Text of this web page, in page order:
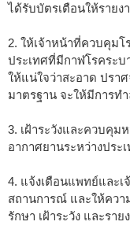
ได้รับบัตรเตือนให้ราย
2. ให้เจ้าหน้าที่ควบคุมโ
ประเทศที่มีกาฬโรคระบ
ให้แน่ใจว่าสะอาด ปรา
มาตรฐาน จะให้มีการท
3. เฝ้าระวังและควบคุ
อากาศยานระหว่างประ
4. แจ้งเตือนแพทย์และ
สถานการณ์ และให้ควา
รักษา เฝ้าระวัง และรา